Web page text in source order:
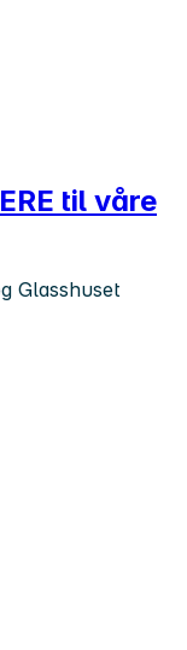
til våre
Glasshuset